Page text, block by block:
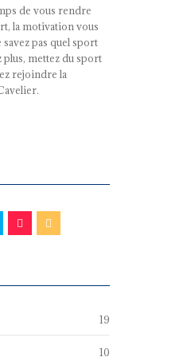
de vous rendre
la motivation vous
pas quel sport
plus, mettez du sport
rejoindre la
19
10